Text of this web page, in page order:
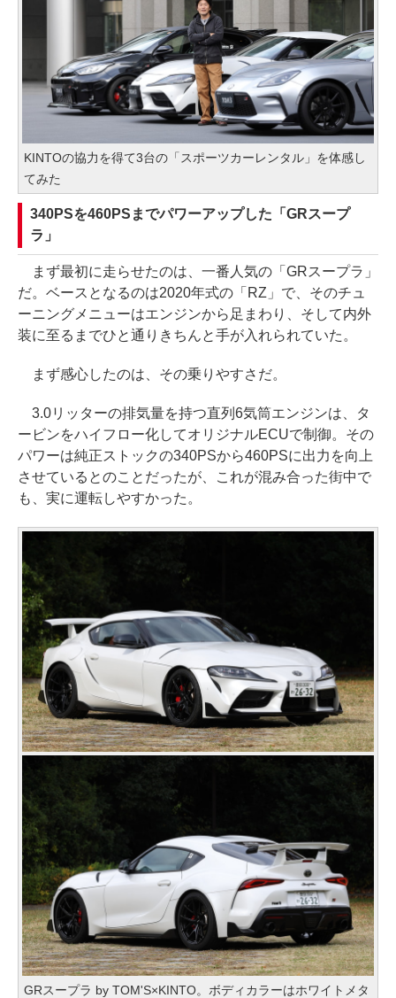
KINTOの協力を得て3台の「スポーツカーレンタル」を体感し
てみた
340PSを460PSまでパワーアップした「GRスープ
ラ」
まず最初に走らせたのは、一番人気の「GRスープラ」
だ。ベースとなるのは2020年式の「RZ」で、そのチュ
ーニングメニューはエンジンから足まわり、そして内外
装に至るまでひと通りきちんと手が入れられていた。
まず感心したのは、その乗りやすさだ。
3.0リッターの排気量を持つ直列6気筒エンジンは、タ
ービンをハイフロー化してオリジナルECUで制御。その
パワーは純正ストックの340PSから460PSに出力を向上
させているとのことだったが、これが混み合った街中で
も、実に運転しやすかった。
GRスープラ by TOM'S×KINTO。ボディカラーはホワイトメタ